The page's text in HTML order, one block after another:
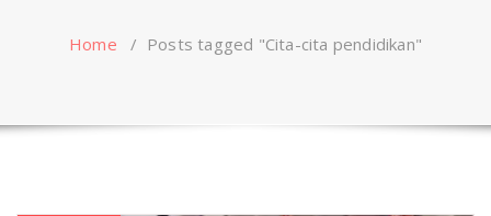
Home / Posts tagged "Cita-cita pendidikan"